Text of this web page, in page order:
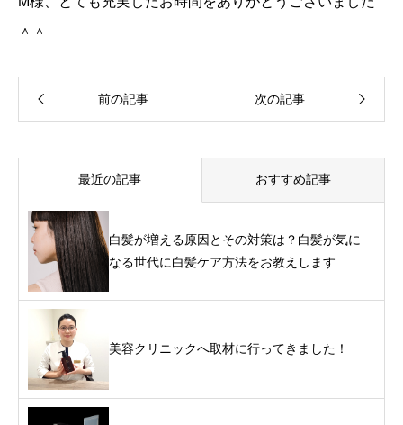
＾＾
最近の記事 おすすめ記事
白髪が増える原因とその対策は？白髪が気に
なる世代に白髪ケア方法をお教えします
美容クリニックへ取材に行ってきました！